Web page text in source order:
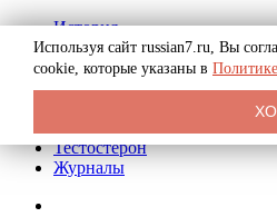
История
Биография
Криминал
Реклама на сайте
Тестостерон
Журналы
Используя сайт russian7.ru, Вы
cookie, которые указаны в